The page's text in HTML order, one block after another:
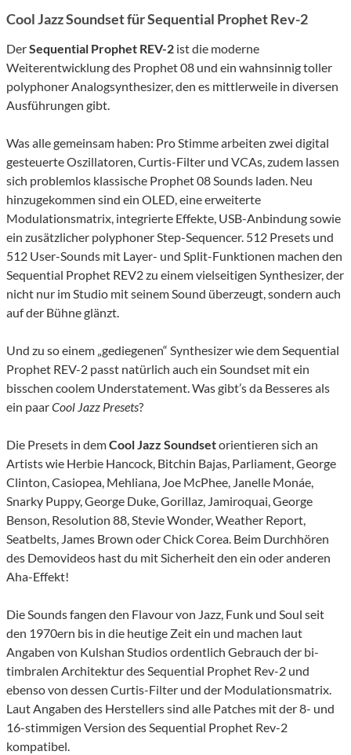
Cool Jazz Soundset für Sequential Prophet Rev-2
DerSequential Prophet REV-2 ist die moderne
Weiterentwicklung des Prophet 08 und ein wahnsinnig toller
polyphoner Analogsynthesizer, den es mittlerweile in diversen
Ausführungen gibt.
Was alle gemeinsam haben: Pro Stimme arbeiten zwei digital
gesteuerte Oszillatoren, Curtis-Filter und VCAs, zudem lassen
sich problemlos klassische Prophet 08 Sounds laden. Neu
hinzugekommen sind ein OLED, eine erweiterte
Modulationsmatrix, integrierte Effekte, USB-Anbindung sowie
ein zusätzlicher polyphoner Step-Sequencer. 512 Presets und
512 User-Sounds mit Layer- und Split-Funktionen machen den
Sequential Prophet REV2 zu einem vielseitigen Synthesizer, der
nicht nur im Studio mit seinem Sound überzeugt, sondern auch
auf der Bühne glänzt.
Und zu so einem „gediegenen“ Synthesizer wie dem Sequential
Prophet REV-2 passt natürlich auch ein Soundset mit ein
bisschen coolem Understatement. Was gibt’s da Besseres als
ein paarCool Jazz Presets?
Die Presets in demCool Jazz Soundsetorientieren sich an
Artists wie Herbie Hancock, Bitchin Bajas, Parliament, George
Clinton, Casiopea, Mehliana, Joe McPhee, Janelle Monáe,
Snarky Puppy, George Duke, Gorillaz, Jamiroquai, George
Benson, Resolution 88, Stevie Wonder, Weather Report,
Seatbelts, James Brown oder Chick Corea. Beim Durchhören
des Demovideos hast du mit Sicherheit den ein oder anderen
Aha-Effekt!
Die Sounds fangen den Flavour von Jazz, Funk und Soul seit
den 1970ern bis in die heutige Zeit ein und machen laut
Angaben von Kulshan Studios ordentlich Gebrauch der bi-
timbralen Architektur des Sequential Prophet Rev-2 und
ebenso von dessen Curtis-Filter und der Modulationsmatrix.
Laut Angaben des Herstellers sind alle Patches mit der 8- und
16-stimmigen Version des Sequential Prophet Rev-2
kompatibel.